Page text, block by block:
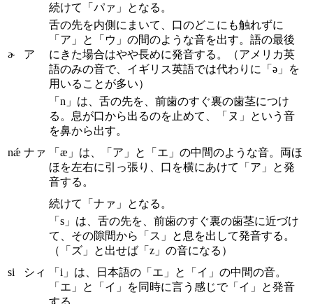
続けて「パァ」となる。
ɚ ア
舌の先を内側にまいて、口のどこにも触れずに
「ア」と「ウ」の間のような音を出す。語の最後
にきた場合はやや長めに発音する。（アメリカ英
語のみの音で、イギリス英語では代わりに「ə」を
用いることが多い）
nǽ ナァ
「n」は、舌の先を、前歯のすぐ裏の歯茎につけ
る。息が口から出るのを止めて、「ヌ」という音
を鼻から出す。
「æ」は、「ア」と「エ」の中間のような音。両ほ
ほを左右に引っ張り、口を横にあけて「ア」と発
音する。
続けて「ナァ」となる。
si シィ
「s」は、舌の先を、前歯のすぐ裏の歯茎に近づけ
て、その隙間から「ス」と息を出して発音する。
（「ズ」と出せば「z」の音になる）
「i」は、日本語の「エ」と「イ」の中間の音。
「エ」と「イ」を同時に言う感じで「イ」と発音
する。